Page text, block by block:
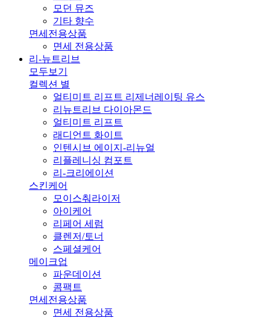
모던 뮤즈
기타 향수
면세전용상품
면세 전용상품
리-뉴트리브
모두보기
컬렉션 별
얼티미트 리프트 리제너레이팅 유스
리뉴트리브 다이아몬드
얼티미트 리프트
래디언트 화이트
인텐시브 에이지-리뉴얼
리플레니싱 컴포트
리-크리에이션
스킨케어
모이스춰라이저
아이케어
리페어 세럼
클렌저/토너
스페셜케어
메이크업
파운데이션
콤팩트
면세전용상품
면세 전용상품